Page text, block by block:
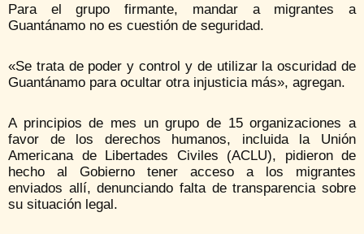
Para el grupo firmante, mandar a migrantes a
Guantánamo no es cuestión de seguridad.
«Se trata de poder y control y de utilizar la oscuridad de
Guantánamo para ocultar otra injusticia más», agregan.
A principios de mes un grupo de 15 organizaciones a
favor de los derechos humanos, incluida la Unión
Americana de Libertades Civiles (ACLU), pidieron de
hecho al Gobierno tener acceso a los migrantes
enviados allí, denunciando falta de transparencia sobre
su situación legal.